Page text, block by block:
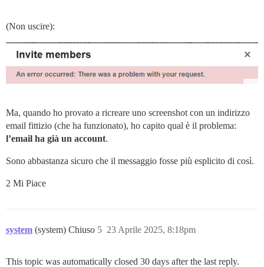
(Non uscire):
Ma, quando ho provato a ricreare uno screenshot con un indirizzo
email fittizio (che ha funzionato), ho capito qual è il problema:
l’email ha già un account.
Sono abbastanza sicuro che il messaggio fosse più esplicito di così.
2 Mi Piace
system (system) Chiuso 23 Aprile 2025, 8:18pm
5
This topic was automatically closed 30 days after the last reply.